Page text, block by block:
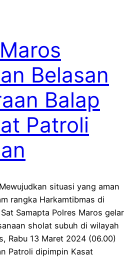
Belasan
Balap
Patroli
situasi yang aman
rangka Harkamtibmas di
Samapta Polres Maros gelar
sholat subuh di wilayah
Rabu 13 Maret 2024 (06.00)
Patroli dipimpin Kasat